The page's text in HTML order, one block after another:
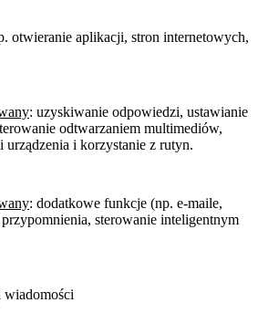
otwieranie aplikacji, stron internetowych,
: uzyskiwanie odpowiedzi, ustawianie
odtwarzaniem multimediów,
urządzenia i korzystanie z rutyn.
: dodatkowe funkcje (np. e-maile,
sterowanie inteligentnym
wiadomości